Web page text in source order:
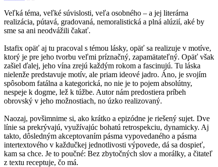
Veľká téma, veľké súvislosti, veľa osobného – a jej literárna
realizácia, pútavá, gradovaná, nemoralistická a plná alúzií, aké by
sme sa ani neodvážili čakať.
Istafix opäť aj tu pracoval s témou lásky, opäť sa realizuje v motíve,
ktorý je pre jeho tvorbu veľmi príznačný, zapamätateľný. Opäť však
zašiel ďalej, jeho vína zrejú každým rokom a fascinujú. Tu láska
nielenže predstavuje motív, ale priam ideové jadro. Áno, je svojím
spôsobom fatálna a kategorická, no nie je to pojem absolútny,
nespeje k dogme, lež k túžbe. Autor nám predostiera príbeh
obrovský v jeho možnostiach, no úzko realizovaný.
Naozaj, povšimnime si, ako krátko a epizódne je riešený sujet. Dve
línie sa prekrývajú, využívajúc bohatú retrospekciu, dynamicky. Aj
takto, dôsledným akceptovaním pásma vypovedaného a pásma
intertextového v každučkej jednotlivosti výpovede, dá sa dospieť,
kam sa chce. Je to poučné: Bez zbytočných slov a morálky, a čitateľ
z textu receptuje, čo má.